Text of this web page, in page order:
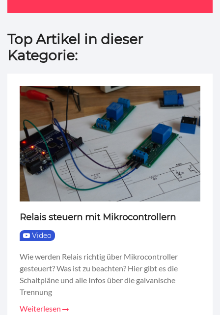
Top Artikel in dieser
Kategorie:
Relais steuern mit Mikrocontrollern
Video
Wie werden Relais richtig über Mikrocontroller
gesteuert? Was ist zu beachten? Hier gibt es die
Schaltpläne und alle Infos über die galvanische
Trennung
Weiterlesen